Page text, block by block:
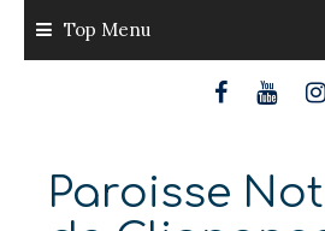
content
Top Menu
Paroisse